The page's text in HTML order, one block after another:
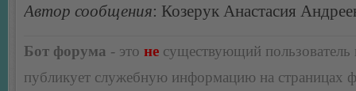
Автор сообщения: Козерук Анастасия
Бот форума - это не существующий пользователь
публикует служебную информацию на страницах